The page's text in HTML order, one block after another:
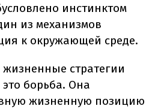
инстинктом
из механизмов
к окружающей среде.
стратегии
борьба. Она
жизненную позицию